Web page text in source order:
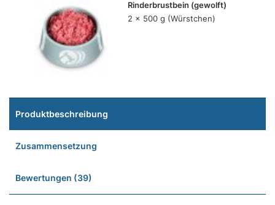
Rinderbrustbein (gewolft)
2 x 500 g (Würstchen)
Produktbeschreibung
Zusammensetzung
Bewertungen (39)